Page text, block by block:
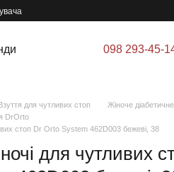
098 293-45-
для чутливих стоп
Жіноче
DrOrto
стоп Dr Orto System 462D003 бежеві, 38
для чутливих